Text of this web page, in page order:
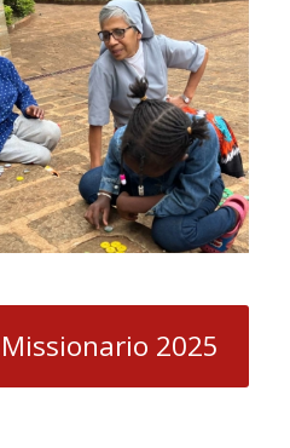
2025